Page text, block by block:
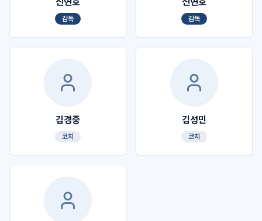
감독 감독
김경중
코치
김성민
코치